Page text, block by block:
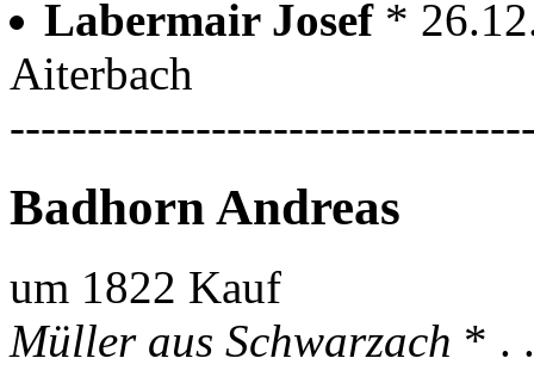
Labermair Josef *
Aiterbach
Badhorn Andreas
um 1822 Kauf
Müller aus Schwarzach * .